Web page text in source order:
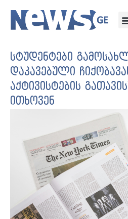
სტუდენტები
დაკავებული
აქტივისტების
ითხოვენ